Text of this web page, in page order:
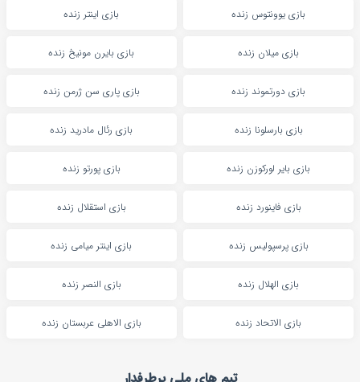
بازی یوونتوس زنده بازی اینتر زنده
بازی میلان زنده بازی بایرن مونیخ زنده
بازی دورتموند زنده بازی پاری سن ژرمن زنده
بازی بارسلونا زنده بازی رئال مادرید زنده
بازی بایر لورکوزن زنده بازی پورتو زنده
بازی فاینورد زنده بازی استقلال زنده
بازی پرسپولیس زنده بازی اینتر میامی زنده
بازی الهلال زنده بازی النصر زنده
بازی الاتحاد زنده بازی الاهلی عربستان زنده